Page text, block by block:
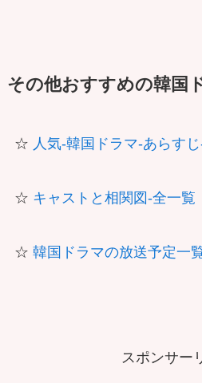
その他おすすめの韓国
☆ 人気-韓国ドラマ-あらす
☆ キャストと相関図-全一覧
☆ 韓国ドラマの放送予定一
スポンサー